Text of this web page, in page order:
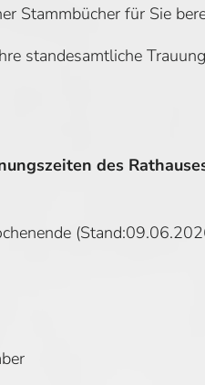
Stammbücher für Sie
standesamtliche
des